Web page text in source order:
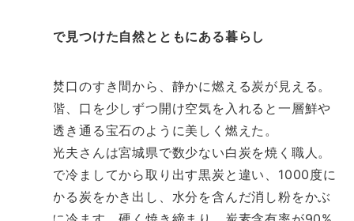
七ヶ宿で見つけた自然とともにある暮らし
窯の焚口のすき間から、静かに燃える炭が見える。
最終段階、口を少しずつ開け空気を入れると一層鮮や
かに、透き通る宝石のように美しく燃えた。
佐藤光夫さんは宮城県で数少ない白炭を焼く職人。
窯の中で冷ましてから取り出す黒炭と違い、1000度に
燃えさかる炭をかき出し、水分を含んだ消し粉をかぶ